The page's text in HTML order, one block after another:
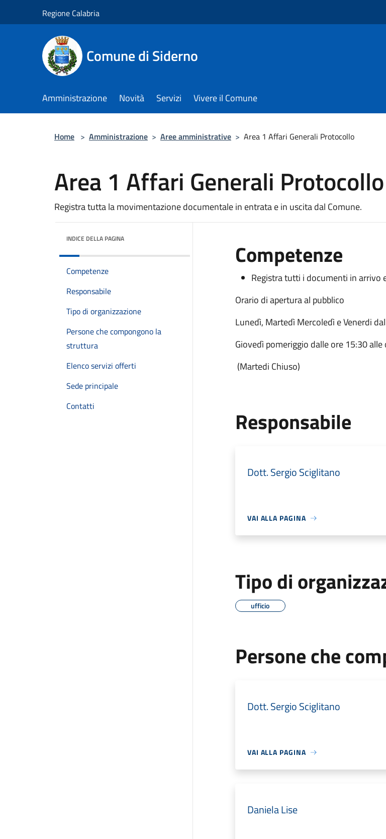
Regione Calabria
Comune di Siderno
Amministrazione Novità Servizi Vivere il Comune
Home > Amministrazione > Aree amministrative > Area 1 Affari Generali Protocollo
Area 1 Affari Generali Protocollo
Registra tutta la movimentazione documentale in entrata e in uscita dal Comune.
INDICE DELLA PAGINA
Competenze
Responsabile
Tipo di organizzazione
Persone che compongono la
struttura
Elenco servizi offerti
Sede principale
Contatti
Competenze
Registra tutti i documenti in arrivo
Orario di apertura al pubblico
Lunedì, Martedì Mercoledì e Venerdi
Giovedì pomeriggio dalle ore 15:30
(Martedi Chiuso)
Responsabile
Dott. Sergio Sciglitano
VAI ALLA PAGINA
Tipo di
ufficio
Persone che
Dott. Sergio Sciglitano
VAI ALLA PAGINA
Daniela Lise